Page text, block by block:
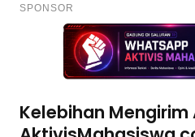
SPONSOR
Kelebihan Mengirim